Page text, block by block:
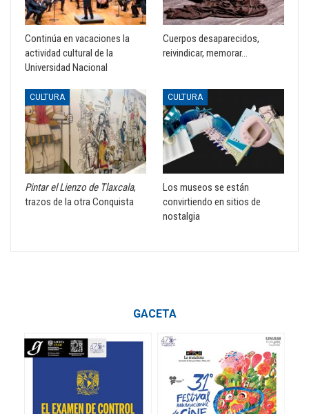
Continúa en vacaciones la
actividad cultural de la
Universidad Nacional
Cuerpos desaparecidos,
reivindicar, memorar…
CULTURA
Pintar el Lienzo de Tlaxcala,
trazos de la otra Conquista
CULTURA
Los museos se están
convirtiendo en sitios de
nostalgia
GACETA